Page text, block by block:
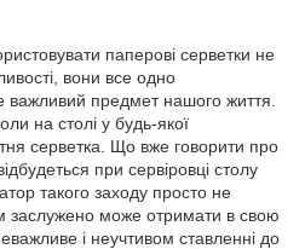
паперові серветки не
вони все одно
предмет нашого життя.
на столі у будь-якої
серветка. Що вже говорити про
при сервіровці столу
такого заходу просто не
заслужено може отримати в свою
і неучтивом ставленні до